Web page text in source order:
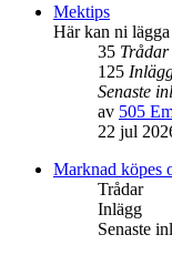
Mektips
Här kan ni
35 Trådar
125
Senaste
av 505
22 jul
Marknad köpes
Trådar
Inlägg
Senaste